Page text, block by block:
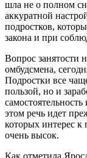
шла не о полном
аккуратной
подростков,
закона и при
Вопрос занятости
омбудсмена,
Подростки все
пользой, но и
этом речь идет
которых интерес к
очень высок.